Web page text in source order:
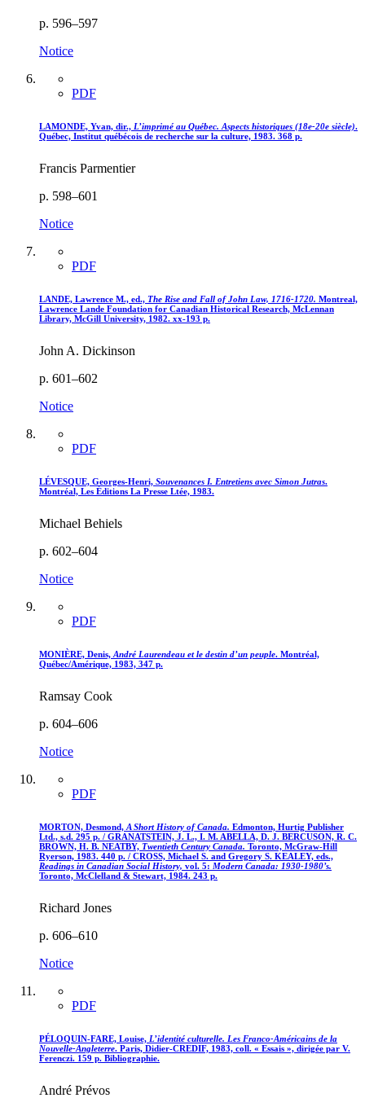
p. 596–597
Notice
PDF
LAMONDE, Yvan, dir., L’imprimé au Québec. Aspects historiques (18e-20e siècle).
Québec, Institut québécois de recherche sur la culture, 1983. 368 p.
Francis Parmentier
p. 598–601
Notice
PDF
LANDE, Lawrence M., ed., The Rise and Fall of John Law, 1716-1720. Montreal,
Lawrence Lande Foundation for Canadian Historical Research, McLennan
Library, McGill University, 1982. xx-193 p.
John A. Dickinson
p. 601–602
Notice
PDF
LÉVESQUE, Georges-Henri, Souvenances I. Entretiens avec Simon Jutras.
Montréal, Les Éditions La Presse Ltée, 1983.
Michael Behiels
p. 602–604
Notice
PDF
MONIÈRE, Denis, André Laurendeau et le destin d’un peuple. Montréal,
Québec/Amérique, 1983, 347 p.
Ramsay Cook
p. 604–606
Notice
PDF
MORTON, Desmond, A Short History of Canada. Edmonton, Hurtig Publisher
Ltd., s.d. 295 p. / GRANATSTEIN, J. L., I. M. ABELLA, D. J. BERCUSON, R. C.
BROWN, H. B. NEATBY, Twentieth Century Canada. Toronto, McGraw-Hill
Ryerson, 1983. 440 p. / CROSS, Michael S. and Gregory S. KEALEY, eds.,
Readings in Canadian Social History, vol. 5: Modern Canada: 1930-1980’s.
Toronto, McClelland & Stewart, 1984. 243 p.
Richard Jones
p. 606–610
Notice
PDF
PÉLOQUIN-FARE, Louise, L’identité culturelle. Les Franco-Américains de la
Nouvelle-Angleterre. Paris, Didier-CREDIF, 1983, coll. « Essais », dirigée par V.
Ferenczi. 159 p. Bibliographie.
André Prévos